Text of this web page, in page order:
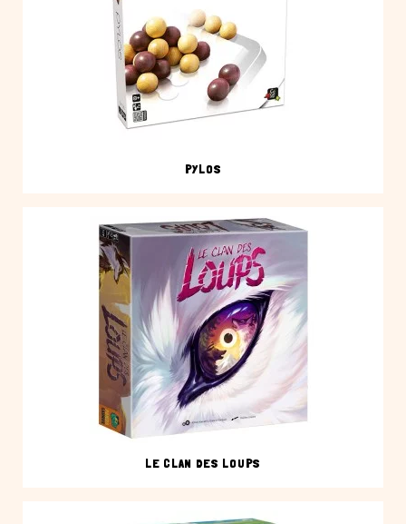
PYLOS
LE CLAN DES LOUPS